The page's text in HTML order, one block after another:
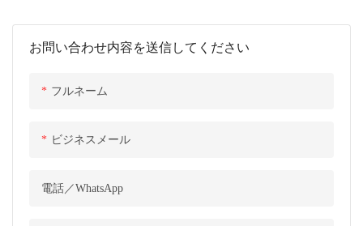
お問い合わせ内容を送信してください
フルネーム
ビジネスメール
電話／WhatsApp
す。主に電磁シールドや帯電防
止に使用され、基材表面の導電
ることで優れた導電性を発揮
（純度99.7%以上、厚さ5μm～
Zn：0.05、マンガン Mn：0.03、
チタン Ti：0.03、バナジウム